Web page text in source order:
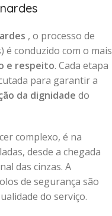
, o processo de
é conduzido com o mais
e respeito. Cada etapa
para garantir a
da dignidade do
complexo, é na
desde a chegada
das cinzas. A
de segurança são
do serviço.